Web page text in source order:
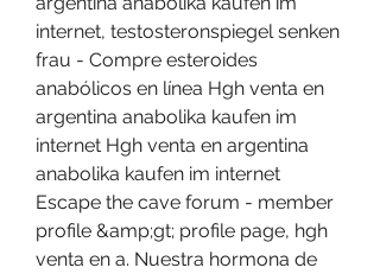
internet, testosteronspiegel senken
frau - Compre esteroides
anabólicos en línea Hgh venta en
argentina anabolika kaufen im
internet Hgh venta en argentina
anabolika kaufen im internet
Escape the cave forum - member
profile &amp;gt; profile page, hgh
venta en a. Nuestra hormona de